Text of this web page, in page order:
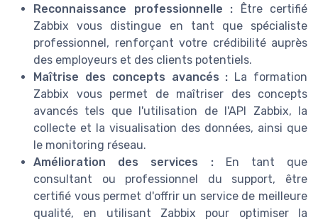
Reconnaissance professionnelle : Être certifié
Zabbix vous distingue en tant que spécialiste
professionnel, renforçant votre crédibilité auprès
des employeurs et des clients potentiels.
Maîtrise des concepts avancés : La formation
Zabbix vous permet de maîtriser des concepts
avancés tels que l'utilisation de l'API Zabbix, la
collecte et la visualisation des données, ainsi que
le monitoring réseau.
Amélioration des services :En tant que
consultant ou professionnel du support, être
certifié vous permet d'offrir un service de meilleure
qualité, en utilisant Zabbix pour optimiser la